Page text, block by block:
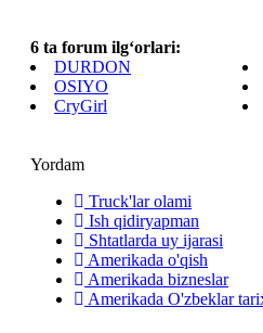
6 ta forum ilg‘orlari:
DURDON
OSIYO
CryGirl
Yordam
Truck'lar olami
Ish qidiryapman
Shtatlarda uy ijarasi
Amerikada o'qish
Amerikada bizneslar
Amerikada O'zbeklar